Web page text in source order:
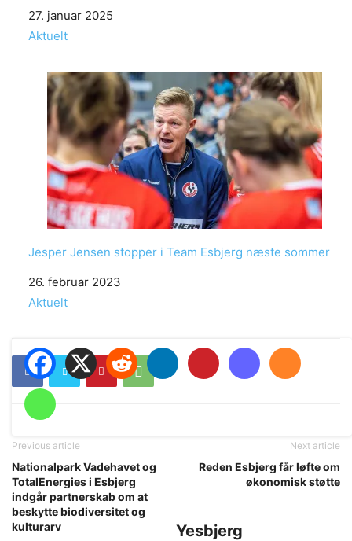
Date
27. januar 2025
In relation to
Aktuelt
Jesper Jensen stopper i Team Esbjerg næste sommer
Date
26. februar 2023
In relation to
Aktuelt
Previous article
Nationalpark Vadehavet og
TotalEnergies i Esbjerg
indgår partnerskab om at
beskytte biodiversitet og
kulturarv
Next article
Reden Esbjerg får løfte om
økonomisk støtte
Yesbjerg